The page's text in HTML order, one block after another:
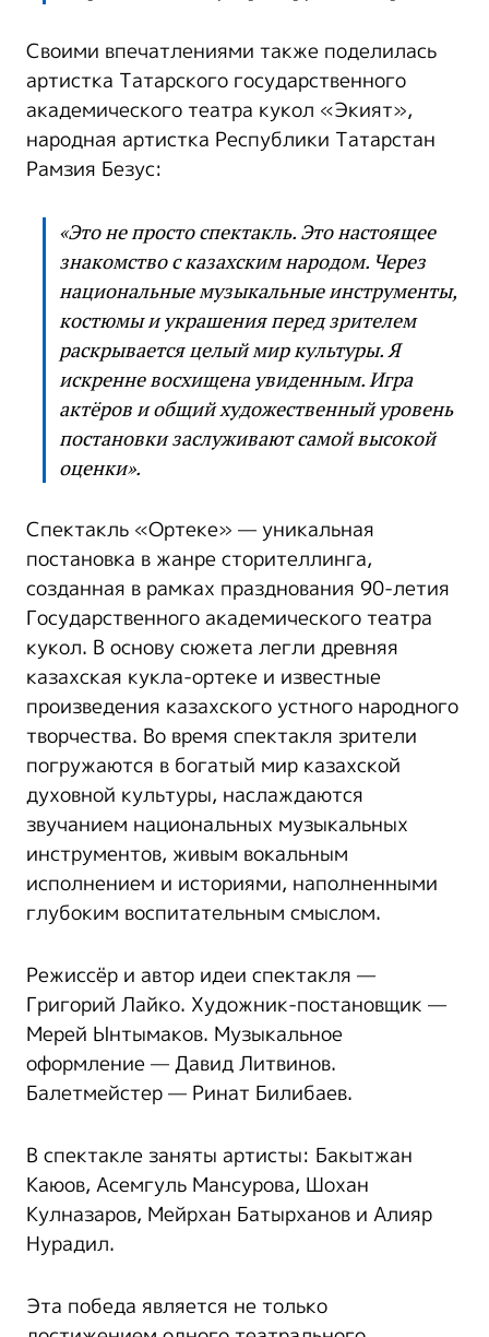
Своими впечатлениями также поделилась
артистка Татарского государственного
академического театра кукол «Экият»,
народная артистка Республики Татарстан
Рамзия Безус:
«Это не просто спектакль. Это настоящее
знакомство с казахским народом. Через
национальные музыкальные инструменты,
костюмы и украшения перед зрителем
раскрывается целый мир культуры. Я
искренне восхищена увиденным. Игра
актёров и общий художественный уровень
постановки заслуживают самой высокой
оценки».
Спектакль «Ортеке» — уникальная
постановка в жанре сторителлинга,
созданная в рамках празднования 90-летия
Государственного академического театра
кукол. В основу сюжета легли древняя
казахская кукла-ортеке и известные
произведения казахского устного народного
творчества. Во время спектакля зрители
погружаются в богатый мир казахской
духовной культуры, наслаждаются
звучанием национальных музыкальных
инструментов, живым вокальным
исполнением и историями, наполненными
глубоким воспитательным смыслом.
Режиссёр и автор идеи спектакля —
Григорий Лайко. Художник-постановщик —
Мерей Ынтымаков. Музыкальное
оформление — Давид Литвинов.
Балетмейстер — Ринат Билибаев.
В спектакле заняты артисты: Бакытжан
Каюов, Асемгуль Мансурова, Шохан
Кулназаров, Мейрхан Батырханов и Алияр
Нурадил.
Эта победа является не только